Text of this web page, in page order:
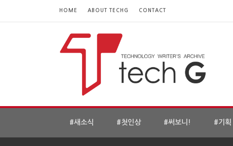
HOME ABOUT TECHG CONTACT
#새소식 #첫인상 #써보니! #기획